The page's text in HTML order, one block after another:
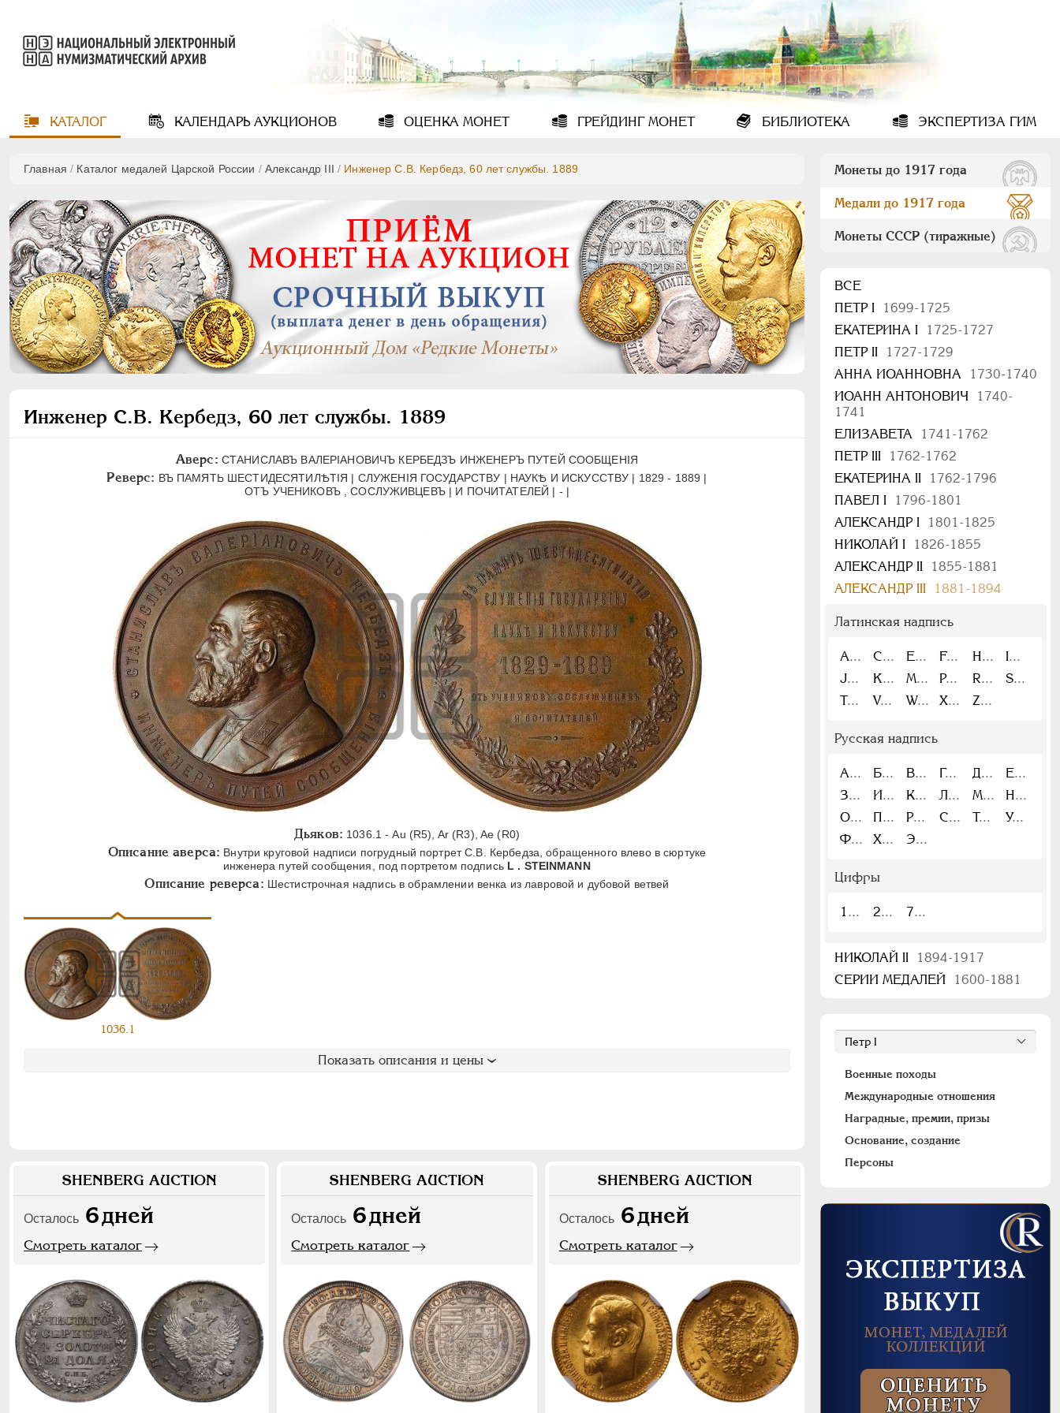
КАТАЛОГ КАЛЕНДАРЬАУКЦИОНОВ ОЦЕНКА МОНЕТ ГРЕЙДИНГМОНЕТ БИБЛИОТЕКА ЭКСПЕРТИЗА ГИМ
Главная / Каталог медалей Царской России /Александр III / Инженер C.B. Кербедз, 60 лет службы. 1889
Инженер C.B. Кербедз, 60 лет службы. 1889
Аверс: СТАНИСЛАВЪ ВАЛЕРIАНОВИЧЪ КЕРБЕДЗЪ ИНЖЕНЕРЪ ПУТЕЙ СООБЩЕНIЯ
Реверс: ВЪ ПАМЯТЬ ШЕСТИДЕСЯТИЛѢТIЯ | СЛУЖЕНIЯ ГОСУДАРСТВУ | НАУКѢ И ИСКУССТВУ | 1829 - 1889 |
ОТЪ УЧЕНИКОВЪ , СОСЛУЖИВЦЕВЪ | И ПОЧИТАТЕЛЕЙ | - |
Дьяков: 1036.1 - Au (R5), Ar (R3), Ae (R0)
Описание аверса: Внутри круговой надписи погрудный портрет C.B. Кербедза, обращенного влево в сюртуке
инженера путей сообщения, под портретом подпись L . STEINMANN
Описание реверса: Шестистрочная надпись в обрамлении венка из лавровой и дубовой ветвей
1036.1
Показать описания и цены
SHENBERG AUCTION
Осталось 6дней
Смотреть каталог
SHENBERG AUCTION
Осталось 6дней
Смотреть каталог
SHENBERG AUCTION
Осталось 6дней
Смотреть каталог
Монеты до 1917 года
Медали до 1917 года
Монеты СССР (тиражные)
ВСЕ
ПEТР I
1699-1725
ЕКАТЕРИНА I
1725-1727
ПЕТР II
1727-1729
АННА ИОАННОВНА
1730-1740
ИОАНН АНТОНОВИЧ
1740-
1741
ЕЛИЗАВЕТА
1741-1762
ПЕТР III
1762-1762
ЕКАТЕРИНА II
1762-1796
ПАВЕЛ I
1796-1801
АЛЕКСАНДР I
1801-1825
НИКОЛАЙ I
1826-1855
АЛЕКСАНДР II
1855-1881
АЛЕКСАНДР III
1881-1894
Латинская надпись
A C E F H
I
J
K M P R
S
T
V W X Z
Русская надпись
А Б В Г Д
Е
З
И К Л М
Н
О
П Р С Т
У
Ф
Х Э
Цифры
1 2 7
НИКОЛАЙ II
1894-1917
СЕРИИ МЕДАЛЕЙ
1600-1881
Военные походы
Международные отношения
Наградные, премии, призы
Основание, создание
Персоны